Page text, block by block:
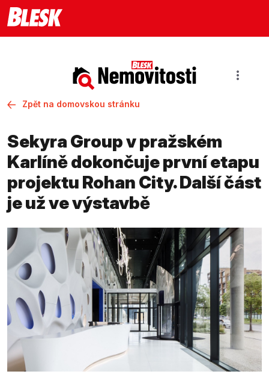
Zpět na domovskou stránku
Sekyra Group v pražském
Karlíně dokončuje první etapu
projektu Rohan City. Další část
je už ve výstavbě